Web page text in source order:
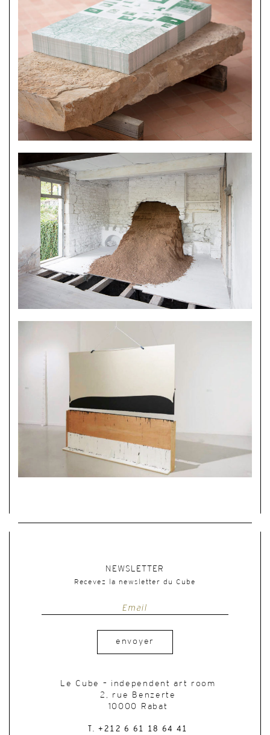
NEWSLETTER
Recevez la newsletter du Cube
envoyer
Le Cube – independent art room
2, rue Benzerte
10000 Rabat
T. +212 6 61 18 64 41